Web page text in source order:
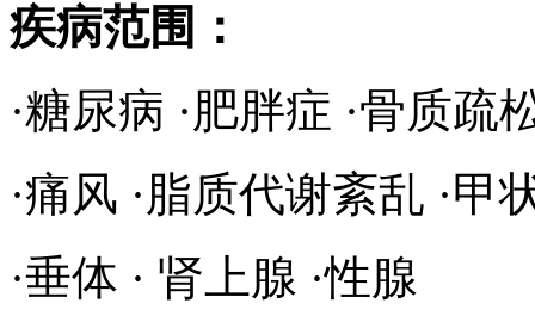
疾病范围：
·糖尿病 ·肥胖症 ·骨质疏
·痛风 ·脂质代谢紊乱 ·甲
·垂体 · 肾上腺 ·性腺